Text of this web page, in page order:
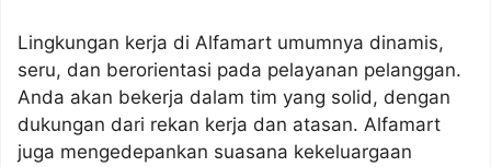
Lingkungan kerja di Alfamart umumnya dinamis,
seru, dan berorientasi pada pelayanan pelanggan.
Anda akan bekerja dalam tim yang solid, dengan
dukungan dari rekan kerja dan atasan. Alfamart
juga mengedepankan suasana kekeluargaan